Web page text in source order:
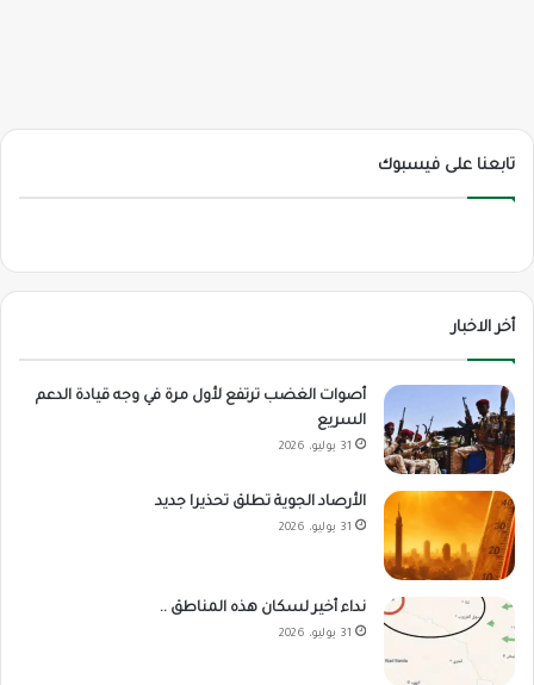
تابعنا على فيسبوك
أخر الاخبار
أصوات الغضب ترتفع لأول مرة في وجه قيادة الدعم
السريع
31 يوليو، 2026
الأرصاد الجوية تطلق تحذيرا جديد
31 يوليو، 2026
نداء أخير لسكان هذه المناطق ..
31 يوليو، 2026